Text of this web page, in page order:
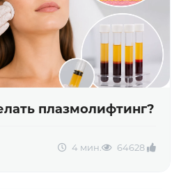
плазмолифтинг?
4 мин. 64628